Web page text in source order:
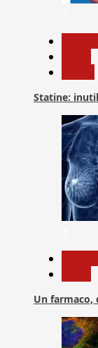
Statine:
Un